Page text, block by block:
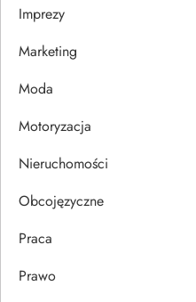
w
p
i
s
u
Imprezy
Marketing
Moda
Motoryzacja
Nieruchomości
Obcojęzyczne
Praca
Prawo